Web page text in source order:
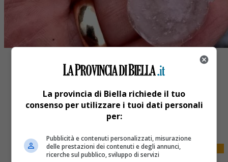
Share
La provincia di Biella richiede il tuo
consenso per utilizzare i tuoi dati personali
per:
Pubblicità e contenuti personalizzati, misurazione
delle prestazioni dei contenuti e degli annunci,
ricerche sul pubblico, sviluppo di servizi